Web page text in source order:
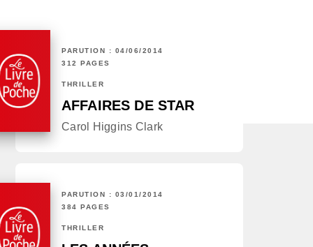
PARUTION : 04/06/2014
312 PAGES
THRILLER
AFFAIRES DE STAR
Carol Higgins Clark
PARUTION : 03/01/2014
384 PAGES
THRILLER